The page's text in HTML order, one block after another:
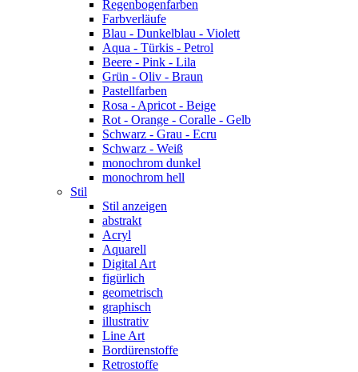
Regenbogenfarben
Farbverläufe
Blau - Dunkelblau - Violett
Aqua - Türkis - Petrol
Beere - Pink - Lila
Grün - Oliv - Braun
Pastellfarben
Rosa - Apricot - Beige
Rot - Orange - Coralle - Gelb
Schwarz - Grau - Ecru
Schwarz - Weiß
monochrom dunkel
monochrom hell
Stil
Stil anzeigen
abstrakt
Acryl
Aquarell
Digital Art
figürlich
geometrisch
graphisch
illustrativ
Line Art
Bordürenstoffe
Retrostoffe